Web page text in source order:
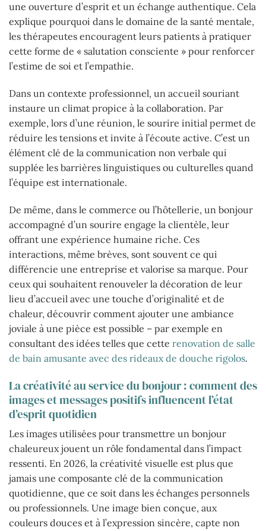
une ouverture d’esprit et un échange authentique. Cela
explique pourquoi dans le domaine de la santé mentale,
les thérapeutes encouragent leurs patients à pratiquer
cette forme de « salutation consciente » pour renforcer
l’estime de soi et l’empathie.
Dans un contexte professionnel, un accueil souriant
instaure un climat propice à la collaboration. Par
exemple, lors d’une réunion, le sourire initial permet de
réduire les tensions et invite à l’écoute active. C’est un
élément clé de la communication non verbale qui
supplée les barrières linguistiques ou culturelles quand
l’équipe est internationale.
De même, dans le commerce ou l’hôtellerie, un bonjour
accompagné d’un sourire engage la clientèle, leur
offrant une expérience humaine riche. Ces
interactions, même brèves, sont souvent ce qui
différencie une entreprise et valorise sa marque. Pour
ceux qui souhaitent renouveler la décoration de leur
lieu d’accueil avec une touche d’originalité et de
chaleur, découvrir comment ajouter une ambiance
joviale à une pièce est possible – par exemple en
consultant des idées telles que cette renovation de salle
de bain amusante avec des rideaux de douche rigolos.
La créativité au service du bonjour : comment des
images et messages positifs influencent l’état
d’esprit quotidien
Les images utilisées pour transmettre un bonjour
chaleureux jouent un rôle fondamental dans l’impact
ressenti. En 2026, la créativité visuelle est plus que
jamais une composante clé de la communication
quotidienne, que ce soit dans les échanges personnels
ou professionnels. Une image bien conçue, aux
couleurs douces et à l’expression sincère, capte non